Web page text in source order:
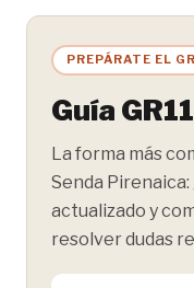
PREPÁRATE EL
Guía
La forma más
Senda
actualizado y
resolver dudas